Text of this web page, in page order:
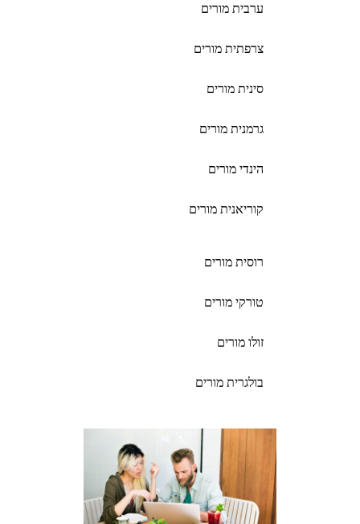
ערבית מורים
צרפתית מורים
סינית מורים
גרמנית מורים
הינדי מורים
קוריאנית מורים
רוסית מורים
טורקי מורים
זולו מורים
בולגרית מורים